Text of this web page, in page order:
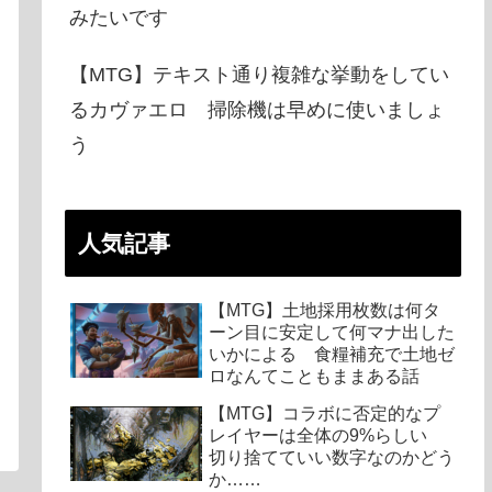
みたいです
【MTG】テキスト通り複雑な挙動をしてい
るカヴァエロ 掃除機は早めに使いましょ
う
人気記事
【MTG】土地採用枚数は何タ
ーン目に安定して何マナ出した
いかによる 食糧補充で土地ゼ
ロなんてこともままある話
【MTG】コラボに否定的なプ
レイヤーは全体の9%らしい
切り捨てていい数字なのかどう
か……